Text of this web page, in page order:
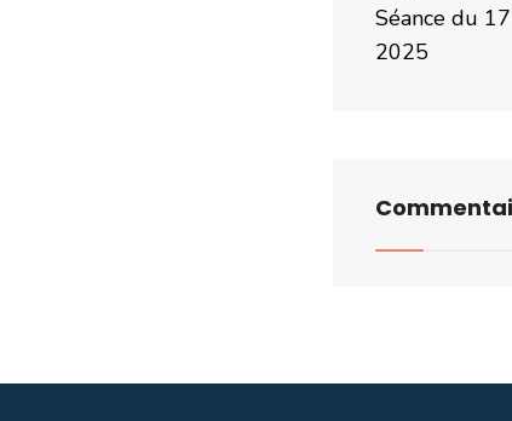
Séance du
2025